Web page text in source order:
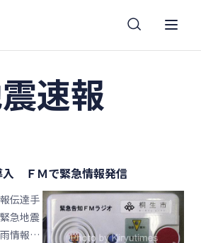
速報
入 ＦＭで緊急情報発信
伝達手
急地震
情報、